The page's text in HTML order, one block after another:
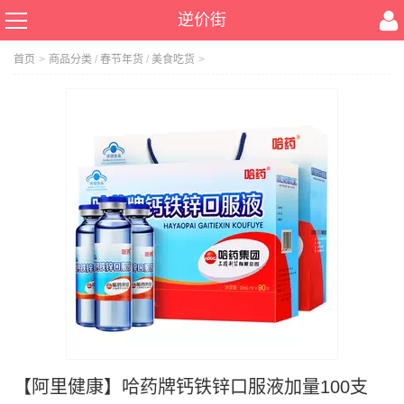
逆价街
首页 > 商品分类 / 春节年货 / 美食吃货 >
【阿里健康】哈药牌钙铁锌口服液加量100支